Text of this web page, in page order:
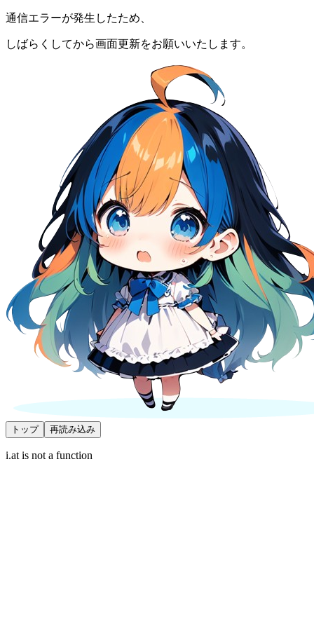
通信エラーが発生したため、
しばらくしてから画面更新をお願いいたします。
トップ 再読み込み
i.at is not a function